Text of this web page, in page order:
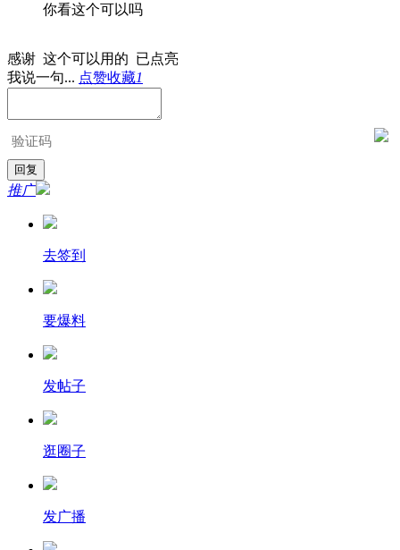
你看这个可以吗
感谢 这个可以用的 已点亮
我说一句... 点赞收藏1
推广
去签到
要爆料
发帖子
逛圈子
发广播